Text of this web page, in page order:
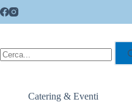
Catering & Eventi